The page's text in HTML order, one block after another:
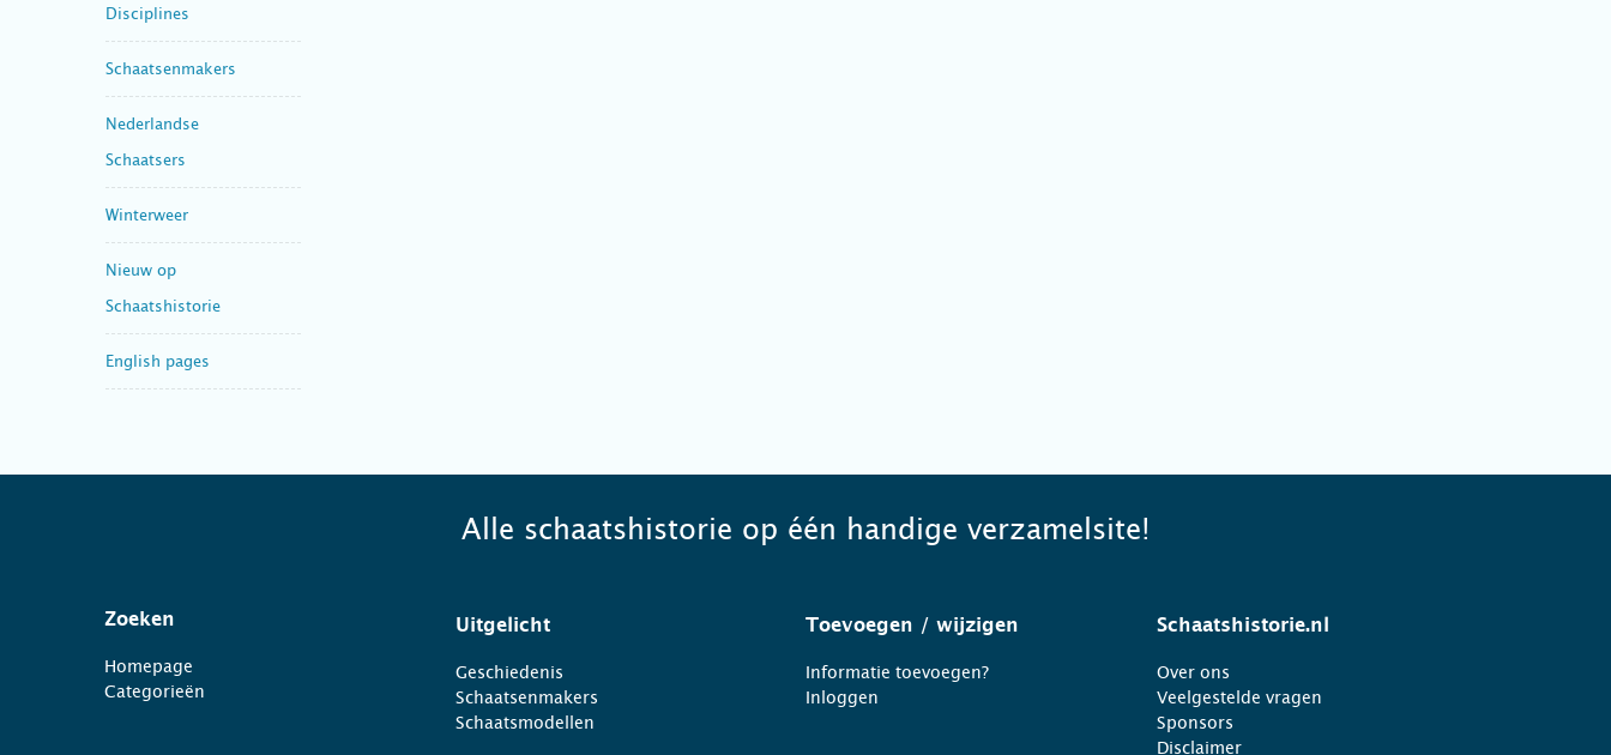
Disciplines
Schaatsenmakers
Nederlandse
Schaatsers
Winterweer
Nieuw op
Schaatshistorie
English pages
Alle schaatshistorie op één handige verzamelsite!
Zoeken
Homepage
Categorieën
Uitgelicht
Geschiedenis
Schaatsenmakers
Schaatsmodellen
Toevoegen / wijzigen
Informatie toevoegen?
Inloggen
Schaatshistorie.nl
Over ons
Veelgestelde vragen
Sponsors
Disclaimer